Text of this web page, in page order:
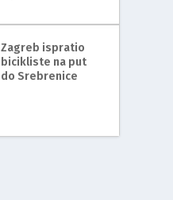
Zagreb ispratio
bicikliste na put
do Srebrenice